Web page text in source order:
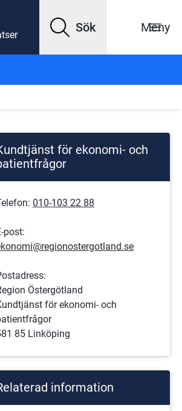
Sök Meny
för ekonomi- och
010-103 22 88
post:
Östergötland
för ekonomi- och
85 Linköping
information